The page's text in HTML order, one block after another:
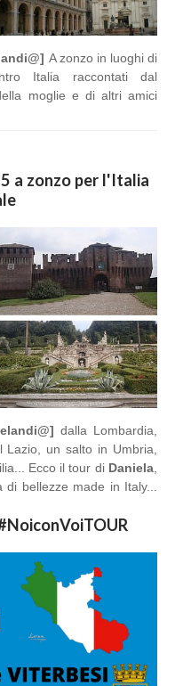
A zonzo in luoghi di
Italia raccontati dal
moglie e di altri amici
a zonzo per l'Italia
dalla Lombardia,
Lazio, un salto in Umbria,
Ecco il tour di Daniela,
bellezze made in Italy...